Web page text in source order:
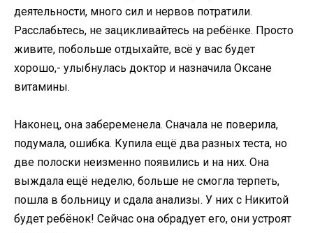
деятельности, много сил и нервов потратили.
Расслабьтесь, не зацикливайтесь на ребёнке. Просто
живите, побольше отдыхайте, всё у вас будет
хорошо,- улыбнулась доктор и назначила Оксане
витамины.
Наконец, она забеременела. Сначала не поверила,
подумала, ошибка. Купила ещё два разных теста, но
две полоски неизменно появились и на них. Она
выждала ещё неделю, больше не смогла терпеть,
пошла в больницу и сдала анализы. У них с Никитой
будет ребёнок! Сейчас она обрадует его, они устроят